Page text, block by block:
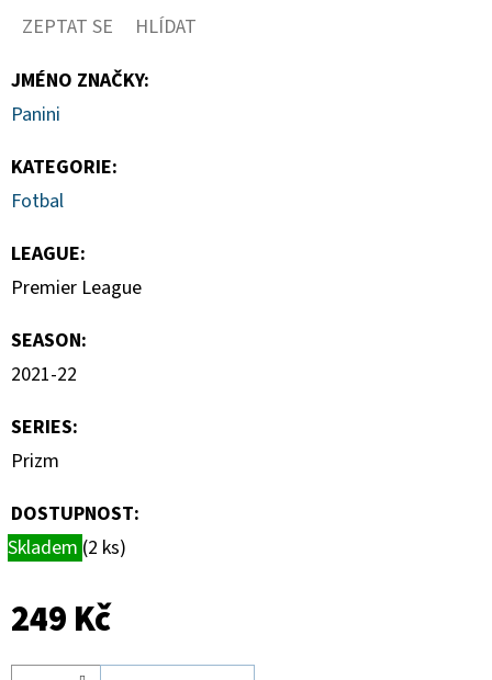
ZEPTAT SE
HLÍDAT
JMÉNO ZNAČKY:
Panini
KATEGORIE:
Fotbal
LEAGUE:
Premier League
SEASON:
2021-22
SERIES:
Prizm
DOSTUPNOST:
Skladem (2 ks)
249 Kč